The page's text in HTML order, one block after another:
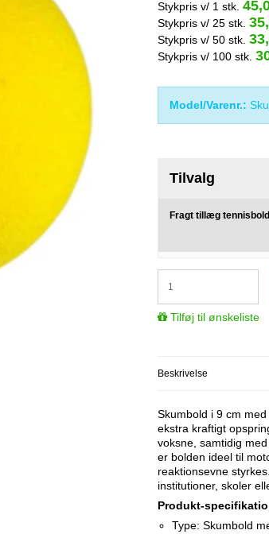
Stykpris v/ 1 stk.
Stykpris v/ 25 stk.
Stykpris v/ 50 stk.
Stykpris v/ 100 stk.
Model/Varenr.:
Tilvalg
Fragt tillæg
Tilføj til ønskeliste
Beskrivelse
Skumbold i 9 cm
ekstra kraftigt
voksne, samtidig
er bolden ideel til
reaktionsevne
institutioner, skoler
Produkt-
Type: Skumbold